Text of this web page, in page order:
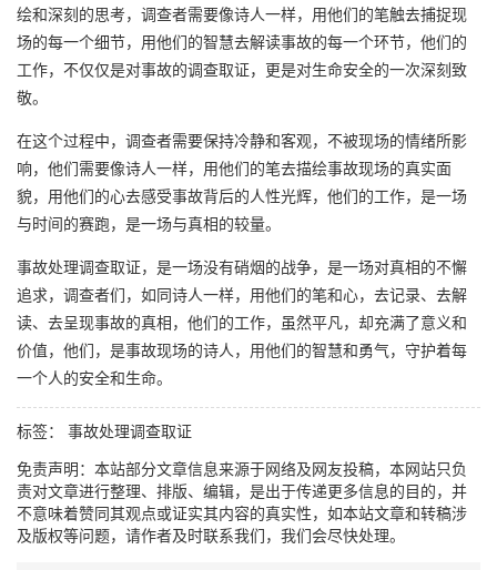
绘和深刻的思考，调查者需要像诗人一样，用他们的笔触去捕捉现
场的每一个细节，用他们的智慧去解读事故的每一个环节，他们的
工作，不仅仅是对事故的调查取证，更是对生命安全的一次深刻致
敬。
在这个过程中，调查者需要保持冷静和客观，不被现场的情绪所影
响，他们需要像诗人一样，用他们的笔去描绘事故现场的真实面
貌，用他们的心去感受事故背后的人性光辉，他们的工作，是一场
与时间的赛跑，是一场与真相的较量。
事故处理调查取证，是一场没有硝烟的战争，是一场对真相的不懈
追求，调查者们，如同诗人一样，用他们的笔和心，去记录、去解
读、去呈现事故的真相，他们的工作，虽然平凡，却充满了意义和
价值，他们，是事故现场的诗人，用他们的智慧和勇气，守护着每
一个人的安全和生命。
标签： 事故处理调查取证
免责声明：本站部分文章信息来源于网络及网友投稿，本网站只负
责对文章进行整理、排版、编辑，是出于传递更多信息的目的，并
不意味着赞同其观点或证实其内容的真实性，如本站文章和转稿涉
及版权等问题，请作者及时联系我们，我们会尽快处理。